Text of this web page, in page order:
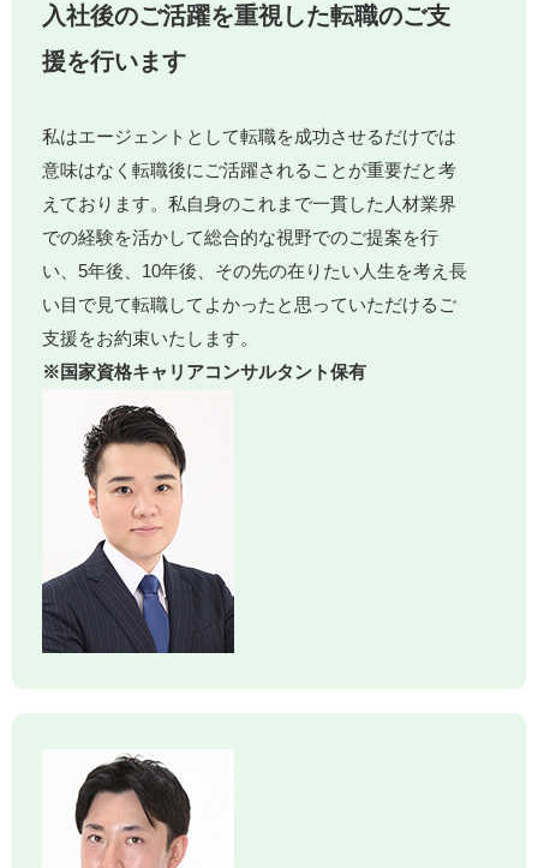
入社後のご活躍を重視した転職のご支
援を行います
私はエージェントとして転職を成功させるだけでは
意味はなく転職後にご活躍されることが重要だと考
えております。私自身のこれまで一貫した人材業界
での経験を活かして総合的な視野でのご提案を行
い、5年後、10年後、その先の在りたい人生を考え長
い目で見て転職してよかったと思っていただけるご
支援をお約束いたします。
※国家資格キャリアコンサルタント保有